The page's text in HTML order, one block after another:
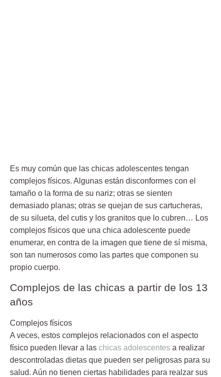
Es muy común que las chicas adolescentes tengan
complejos físicos. Algunas están disconformes con el
tamaño o la forma de su nariz; otras se sienten
demasiado planas; otras se quejan de sus cartucheras,
de su silueta, del cutis y los granitos que lo cubren… Los
complejos físicos que una chica adolescente puede
enumerar, en contra de la imagen que tiene de sí misma,
son tan numerosos como las partes que componen su
propio cuerpo.
Complejos de las chicas a partir de los 13
años
Complejos físicos
A veces, estos complejos relacionados con el aspecto
físico pueden llevar a las chicas adolescentes a realizar
descontroladas dietas que pueden ser peligrosas para su
salud. Aún no tienen ciertas habilidades para realzar sus